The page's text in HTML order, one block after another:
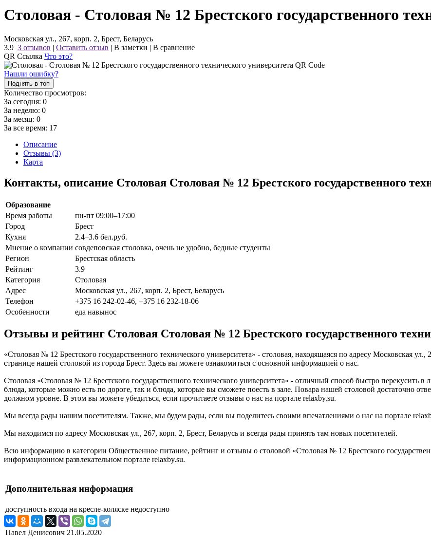
Столовая - Столовая № 12 Брестского государственного
Московская ул., 267, корп. 2, Брест, Беларусь
3.9 3 отзывов | Оставить отзыв | В заметки | В сравнение
QR Ссылка Что это?
Нашли ошибку?
Поднять в топ
Количество просмотров:
За сегодня: 0
За неделю: 0
За месяц: 0
За все время: 17
Описание
Отзывы (3)
Карта
Контакты, описание Столовая Столовая № 12 Брестского государственного
Образование
Время работы
пн-пт 09:00–17:00
Город
Брест
Кухня
2.4–3.6 бел.руб.
Мнение о компании совдеповская столовка, очень не удобно, бедные студенты
Регион
Брестская область
Рейтинг
3.9
Категория
Столовая
Адрес
Московская ул., 267, корп. 2, Брест, Беларусь
Телефон
+375 16 242-02-46, +375 16 232-18-06
Особенности
еда навынос
Отзывы и рейтинг Столовая Столовая № 12 Брестского государственного
«Столовая № 12 Брестского государственного технического университета» - столовая, находящаяся по адресу Московская
странице нашей столовой из города Брест. Здесь вы можете ознакомиться с основной информацией о нас.
Столовая «Столовая № 12 Брестского государственного технического университета» - отличный способ быстро
блюда, которые можно есть по дороге, так и блюда, которые вы сможете поесть в зале. Повара нашей столовой достаточно
должном уровне. В этом вы можете убедиться, если прочитаете отзывы о нас на портале relaxby.su.
Мы всегда рады нашим посетителям. Также, мы будем рады, если вы поделитесь своими впечатлениями о нас на портале
Мы находимся по адресу Московская ул., 267, корп. 2, Брест, Беларусь и всегда рады принять там новых посетителей.
Всю информацию в категории Общественное питание, рейтинг и отзывы о столовой «Столовая № 12 Брестского
информационном развлекательном портале relaxby.su.
Дополнительная информация
доступность входа на кресле-коляске недоступно
Павел Денисович 21.05.2020